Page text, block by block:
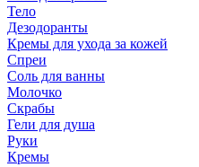
Тело
Дезодоранты
Кремы для ухода за кожей
Спреи
Соль для ванны
Молочко
Скрабы
Гели для душа
Руки
Кремы